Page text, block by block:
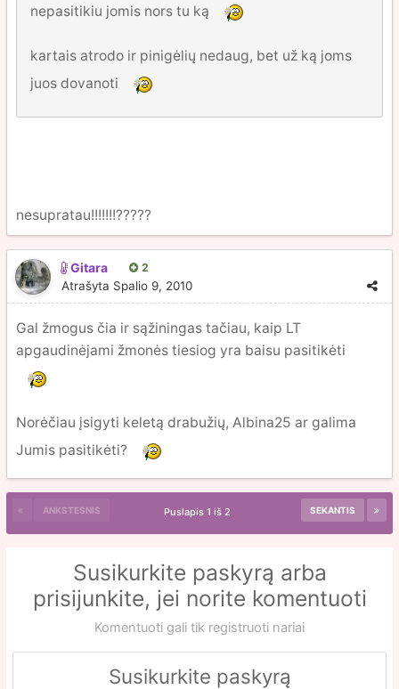
nepasitikiu jomis nors tu ką
kartais atrodo ir pinigėlių nedaug, bet už ką joms
juos dovanoti
nesupratau!!!!!!!?????
Gitara 2
Atrašyta Spalio 9, 2010
Gal žmogus čia ir sąžiningas tačiau, kaip LT
apgaudinėjami žmonės tiesiog yra baisu pasitikėti
Norėčiau įsigyti keletą drabužių, Albina25 ar galima
Jumis pasitikėti?
ANKSTESNIS SEKANTIS
Puslapis 1 iš 2
Susikurkite paskyrą arba
prisijunkite, jei norite komentuoti
Komentuoti gali tik registruoti nariai
Susikurkite paskyrą